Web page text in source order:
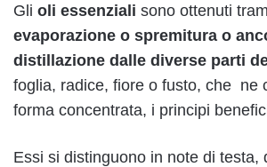
Gli oli essenziali sono ottenuti
evaporazione o spremitura o
distillazione dalle diverse parti
foglia, radice, fiore o fusto, che ne
forma concentrata, i principi
Essi si distinguono in note di testa,